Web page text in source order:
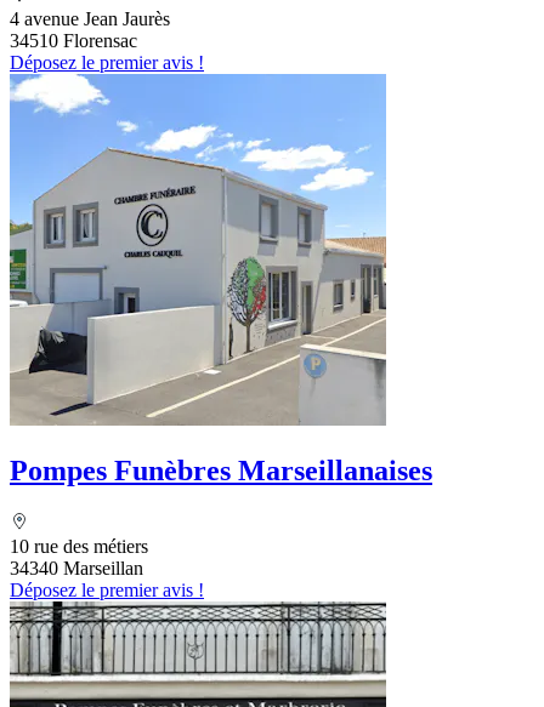
4 avenue Jean Jaurès
34510 Florensac
Déposez le premier avis !
Pompes Funèbres Marseillanaises
10 rue des métiers
34340 Marseillan
Déposez le premier avis !